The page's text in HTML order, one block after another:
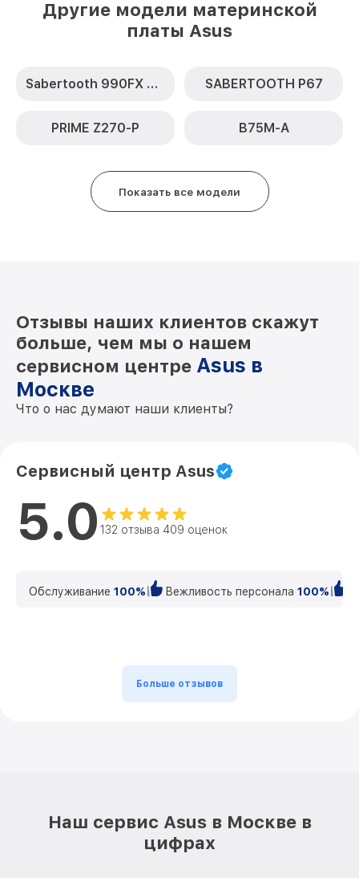
Другие модели материнской
платы Asus
Sabertooth 990FX R2.0 SABERTOOTH P67
PRIME Z270-P B75M-A
Показать все модели
Отзывы наших клиентов скажут
больше, чем мы о нашем
сервисном центре Asus в
Москве
Что о нас думают наши клиенты?
Сервисный центр Asus
5.0 132 отзыва 409 оценок
Обслуживание 100% Вежливость персонала 100%
Больше отзывов
Наш сервис Asus в Москве в
цифрах